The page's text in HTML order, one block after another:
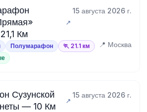
Км
15 августа 2026 г.
Полумарафон 🏃 21.1 км 📍 Москва
Сузунской
— 10 Км
15 августа 2026 г.